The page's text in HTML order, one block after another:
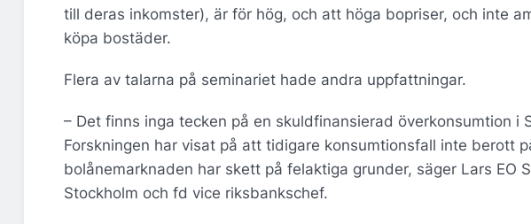
till deras inkomster), är för hög, och att höga bopriser, och inte
köpa bostäder.
Flera av talarna på seminariet hade andra uppfattningar.
– Det finns inga tecken på en skuldfinansierad överkonsumtion i
Forskningen har visat på att tidigare konsumtionsfall inte berott
bolånemarknaden har skett på felaktiga grunder, säger Lars EO
Stockholm och fd vice riksbankschef.